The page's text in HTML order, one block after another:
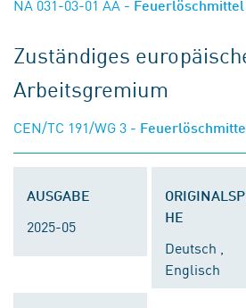
NA 031-03-01 AA - Feuerlöschmittel
Zuständiges
Arbeitsgremium
CEN/TC 191/WG 3 -
AUSGABE
2025-05
HE
Deutsch ,
Englisch